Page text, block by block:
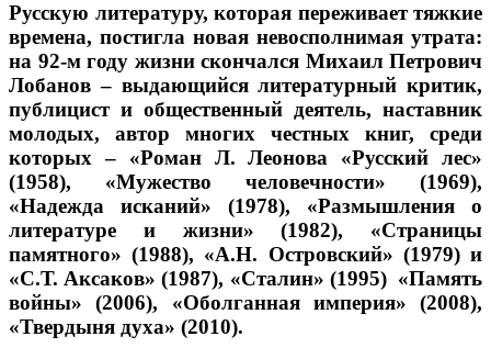
Русскую литературу, которая переживает тяжкие
времена, постигла новая невосполнимая утрата:
на 92-м году жизни скончался Михаил Петрович
Лобанов – выдающийся литературный критик,
публицист и общественный деятель, наставник
молодых, автор многих честных книг, среди
которых – «Роман Л. Леонова «Русский лес»
(1958), «Мужество человечности» (1969),
«Надежда исканий» (1978), «Размышления о
литературе и жизни» (1982), «Страницы
памятного» (1988), «А.Н. Островский» (1979) и
«С.Т. Аксаков» (1987), «Сталин» (1995) «Память
войны» (2006), «Оболганная империя» (2008),
«Твердыня духа» (2010).